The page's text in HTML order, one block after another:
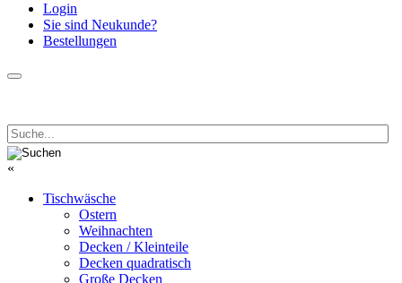
Login
Sie sind Neukunde?
Bestellungen
«
Tischwäsche
Ostern
Weihnachten
Decken / Kleinteile
Decken quadratisch
Große Decken